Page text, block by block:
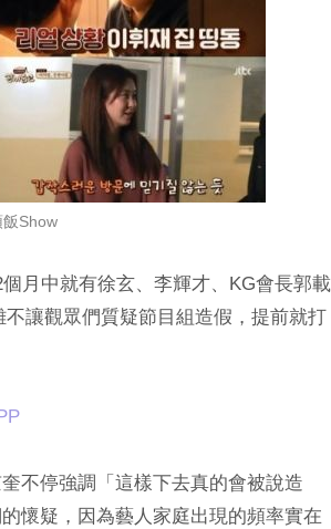
Show
月中就有徐玄、李輝才、KG會長郭載
讓觀眾們質疑節目組造假，提前就打
不停強調「這樣下去真的會被說造
懷疑，因為藝人家庭出現的頻率實在